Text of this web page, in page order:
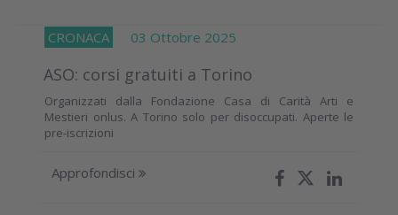
CRONACA 03 Ottobre 2025
ASO: corsi gratuiti a Torino
Organizzati dalla Fondazione Casa di Carità Arti e
Mestieri onlus. A Torino solo per disoccupati. Aperte le
pre-iscrizioni
Approfondisci